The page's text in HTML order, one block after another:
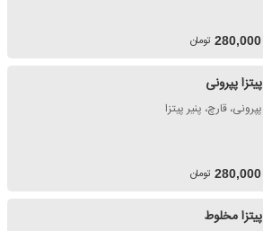
280,000 تومان
پیتزا پپرونی
پپرونی، قارچ، پنیر پیتزا
280,000 تومان
پیتزا مخلوط